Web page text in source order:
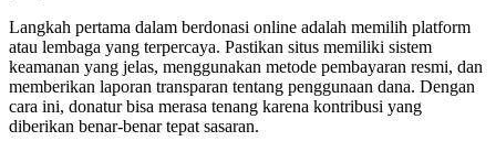
Langkah pertama dalam berdonasi online adalah memilih platform
atau lembaga yang terpercaya. Pastikan situs memiliki sistem
keamanan yang jelas, menggunakan metode pembayaran resmi, dan
memberikan laporan transparan tentang penggunaan dana. Dengan
cara ini, donatur bisa merasa tenang karena kontribusi yang
diberikan benar-benar tepat sasaran.